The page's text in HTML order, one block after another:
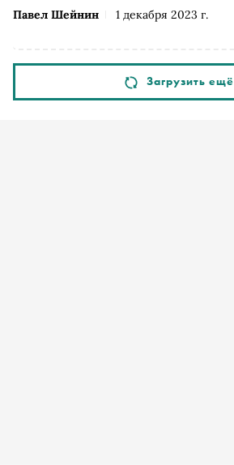
Павел Шейнин 1 декабря 2023 г.
Загрузить ещё